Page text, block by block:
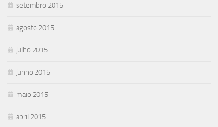
setembro 2015
agosto 2015
julho 2015
junho 2015
maio 2015
abril 2015